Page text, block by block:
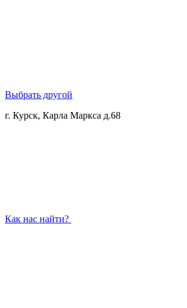
Выбрать другой
г. Курск, Карла Маркса д.68
Как нас найти?